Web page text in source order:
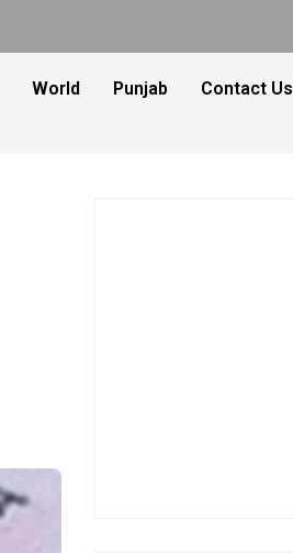
World Punjab Contact Us